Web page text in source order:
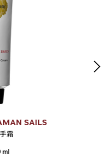
SAILS
霜
ml